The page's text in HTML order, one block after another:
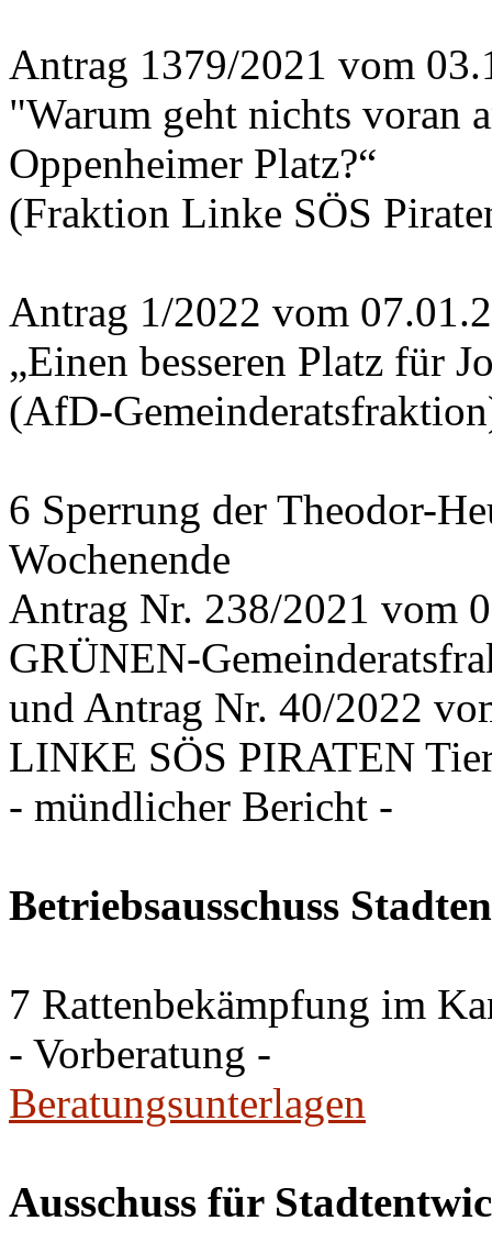
Antrag 1379/2021 vom
"Warum geht nichts voran
Oppenheimer Platz?“
(Fraktion Linke SÖS
Antrag 1/2022 vom
„Einen besseren Platz für
(AfD-
6 Sperrung der Theodor-
Wochenende
Antrag Nr. 238/2021 vom
GRÜNEN-
und Antrag Nr. 40/2022
LINKE SÖS PIRATEN
- mündlicher Bericht -
Betriebsausschuss
7 Rattenbekämpfung im
- Vorberatung -
Beratungsunterlagen
Ausschuss für